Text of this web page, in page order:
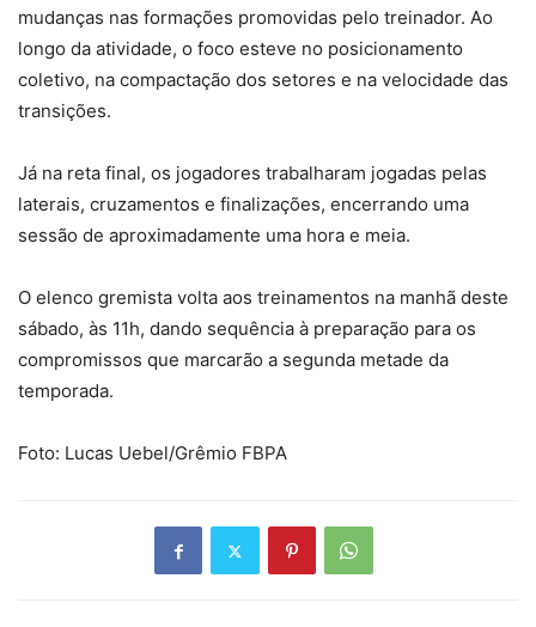
mudanças nas formações promovidas pelo treinador. Ao
longo da atividade, o foco esteve no posicionamento
coletivo, na compactação dos setores e na velocidade das
transições.
Já na reta final, os jogadores trabalharam jogadas pelas
laterais, cruzamentos e finalizações, encerrando uma
sessão de aproximadamente uma hora e meia.
O elenco gremista volta aos treinamentos na manhã deste
sábado, às 11h, dando sequência à preparação para os
compromissos que marcarão a segunda metade da
temporada.
Foto: Lucas Uebel/Grêmio FBPA